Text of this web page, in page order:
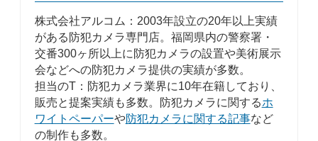
株式会社アルコム：2003年設立の20年以上実績
がある防犯カメラ専門店。福岡県内の警察署・
交番300ヶ所以上に防犯カメラの設置や美術展示
会などへの防犯カメラ提供の実績が多数。
担当のT：防犯カメラ業界に10年在籍しており、
販売と提案実績も多数。防犯カメラに関するホ
ワイトペーパーや防犯カメラに関する記事など
の制作も多数。